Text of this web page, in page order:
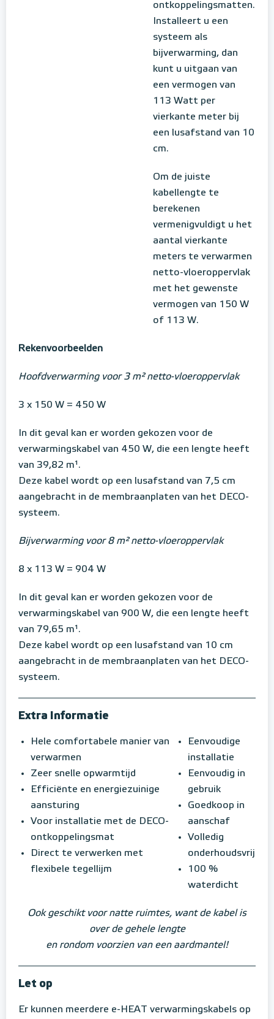
ontkoppelingsmatten.
Installeert u een
systeem als
bijverwarming, dan
kunt u uitgaan van
een vermogen van
113 Watt per
vierkante meter bij
een lusafstand van 10
cm.
Om de juiste
kabellengte te
berekenen
vermenigvuldigt u het
aantal vierkante
meters te verwarmen
netto-vloeroppervlak
met het gewenste
vermogen van 150 W
of 113 W.
Rekenvoorbeelden
Hoofdverwarming voor 3 m² netto-vloeroppervlak
3 x 150 W = 450 W
In dit geval kan er worden gekozen voor de
verwarmingskabel van 450 W, die een lengte heeft
van 39,82 m¹.
Deze kabel wordt op een lusafstand van 7,5 cm
aangebracht in de membraanplaten van het DECO-
systeem.
Bijverwarming voor 8 m² netto-vloeroppervlak
8 x 113 W = 904 W
In dit geval kan er worden gekozen voor de
verwarmingskabel van 900 W, die een lengte heeft
van 79,65 m¹.
Deze kabel wordt op een lusafstand van 10 cm
aangebracht in de membraanplaten van het DECO-
systeem.
Extra Informatie
Hele comfortabele manier van
verwarmen
Zeer snelle opwarmtijd
Efficiënte en energiezuinige
aansturing
Voor installatie met de DECO-
ontkoppelingsmat
Direct te verwerken met
flexibele tegellijm
Eenvoudige
installatie
Eenvoudig in
gebruik
Goedkoop in
aanschaf
Volledig
onderhoudsvrij
100 %
waterdicht
Ook geschikt voor natte ruimtes, want de kabel is
over de gehele lengte
en rondom voorzien van een aardmantel!
Let op
Er kunnen meerdere e-HEAT verwarmingskabels op